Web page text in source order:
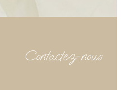
Contactez-nous